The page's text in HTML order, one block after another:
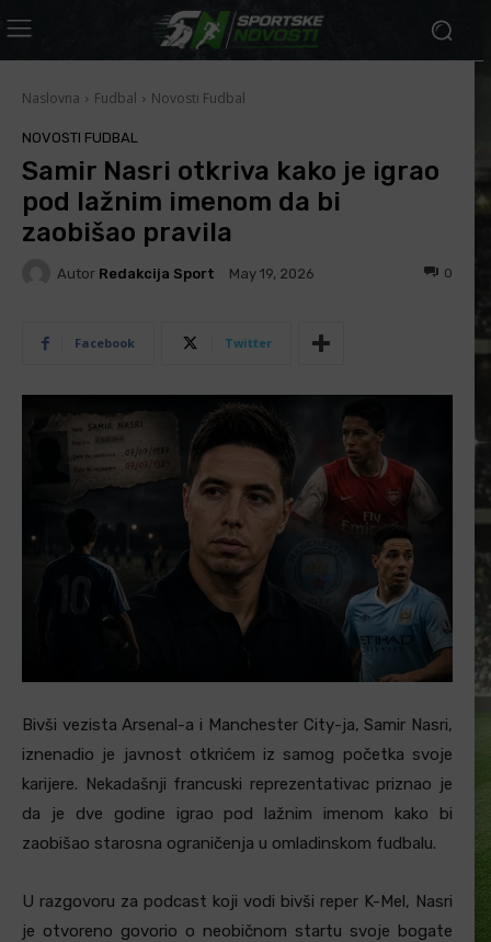
Naslovna Fudbal Novosti Fudbal
NOVOSTI FUDBAL
Samir Nasri otkriva kako je igrao
pod lažnim imenom da bi
zaobišao pravila
Autor Redakcija Sport May 19, 2026 0
Facebook Twitter
Bivši vezista Arsenal-a i Manchester City-ja, Samir Nasri,
iznenadio je javnost otkrićem iz samog početka svoje
karijere. Nekadašnji francuski reprezentativac priznao je
da je dve godine igrao pod lažnim imenom kako bi
zaobišao starosna ograničenja u omladinskom fudbalu.
U razgovoru za podcast koji vodi bivši reper K-Mel, Nasri
je otvoreno govorio o neobičnom startu svoje bogate